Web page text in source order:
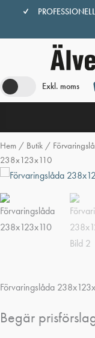
innehåll
Exkl. moms
Hem / Butik /
238x123x110
Förvaringslåda
Begär